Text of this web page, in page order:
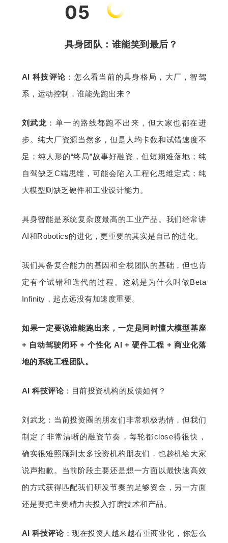
05
具身团队 ： 谁能笑到最后？
AI 科技评论 ：怎么看当前的具身格局，大厂，智驾
系，运动控制，谁能先跑出来？
刘武龙 ：单一的路线都跑不出来，但大家也都在进
步。纯大厂资源当然多，但是人均卡数和试错速度不
足；纯人形的“终局”故事好融资，但短期难落地；纯
自驾缺乏C端思维，可能会陷入工程化思维定式；纯
大模型则缺乏硬件和工业设计能力。
具身智能是系统复杂度最高的工业产品。我们经常讲
AI和Robotics的进化，更重要的其实是自己的进化。
我们具备复合能力的基因和全栈团队的基础，但也肯
定有个试错和迭代的过程。这就是为什么叫做Beta
Infinity，起点远没有加速度重要。
如果一定要说谁能跑出来，一定是同时懂大模型基座
+ 自动驾驶闭环 + 个性化 AI + 硬件工程 + 商业化落
地的系统工程团队。
AI 科技评论：目前投资机构的反馈如何？
刘武龙：当前投资圈的朋友们非常积极热情，但我们
制定了非常清晰的融资节奏，每轮都close得很快，
确实很难照顾到太多投资机构朋友们，也趁机给大家
说声抱歉。当前阶段主要还是想一方面以最快速高效
的方式获得匹配我们研发节奏的足够资金，另一方面
还是要把主要精力去投入打磨技术和产品。
AI 科技评论：现在投资人越来越看重商业化，你怎么